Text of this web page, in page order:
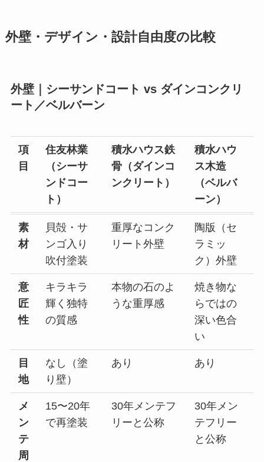
外壁・デザイン・設計自由度の比較
外壁｜シーサンドコート vs ダインコンクリ
ート／ベルバーン
項
目
住友林業
（シーサ
ンドコー
ト）
積水ハウス鉄
骨（ダインコ
ンクリート）
積水ハウ
ス木造
（ベルバ
ーン）
素
材
貝殻・サ
ンゴ入り
吹付塗装
重厚なコンク
リート外壁
陶版（セ
ラミッ
ク）外壁
意
匠
性
キラキラ
輝く独特
の質感
本物の石のよ
うな重厚感
焼き物な
らではの
深い色合
い
目
地
なし（塗
り壁）
あり あり
メ
ン
テ
周
15〜20年
で再塗装
30年メンテフ
リーと公称
30年メン
テフリー
と公称